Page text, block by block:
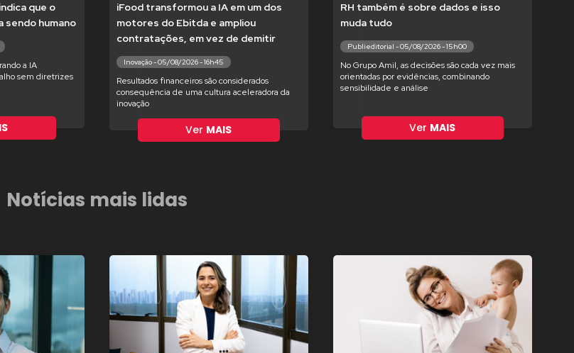
que o
sendo humano
a IA
sem diretrizes
iFood transformou a IA em um dos
motores do Ebitda e ampliou
contratações, em vez de demitir
Inovação - 05/08/2026 - 16h45
Resultados financeiros são considerados
consequência de uma cultura aceleradora da
inovação
Ver MAIS
RH também é sobre dados e isso
muda tudo
Publieditorial - 05/08/2026 - 15h00
No Grupo Amil, as decisões são cada vez mais
orientadas por evidências, combinando
sensibilidade e análise
Ver MAIS
Notícias mais lidas